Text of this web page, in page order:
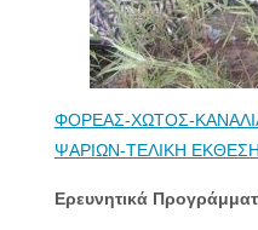
ΦΟΡΕΑΣ-ΧΩΤΟΣ-
ΨΑΡΙΩΝ-ΤΕΛΙΚΗ
Ερευνητικά